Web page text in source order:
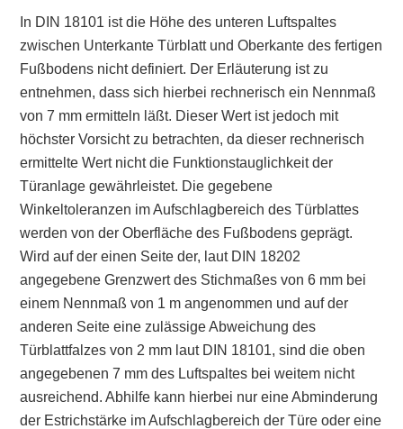
In DIN 18101 ist die Höhe des unteren Luftspaltes
zwischen Unterkante Türblatt und Oberkante des fertigen
Fußbodens nicht definiert. Der Erläuterung ist zu
entnehmen, dass sich hierbei rechnerisch ein Nennmaß
von 7 mm ermitteln läßt. Dieser Wert ist jedoch mit
höchster Vorsicht zu betrachten, da dieser rechnerisch
ermittelte Wert nicht die Funktionstauglichkeit der
Türanlage gewährleistet. Die gegebene
Winkeltoleranzen im Aufschlagbereich des Türblattes
werden von der Oberfläche des Fußbodens geprägt.
Wird auf der einen Seite der, laut DIN 18202
angegebene Grenzwert des Stichmaßes von 6 mm bei
einem Nennmaß von 1 m angenommen und auf der
anderen Seite eine zulässige Abweichung des
Türblattfalzes von 2 mm laut DIN 18101, sind die oben
angegebenen 7 mm des Luftspaltes bei weitem nicht
ausreichend. Abhilfe kann hierbei nur eine Abminderung
der Estrichstärke im Aufschlagbereich der Türe oder eine